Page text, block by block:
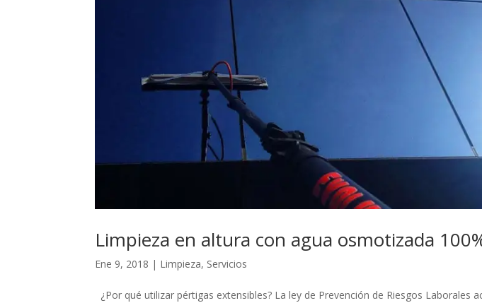
Limpieza en altura con agua osmotizada
Ene 9, 2018 | Limpieza, Servicios
¿Por qué utilizar pértigas extensibles? La ley de Prevención de Riesgos Laborales